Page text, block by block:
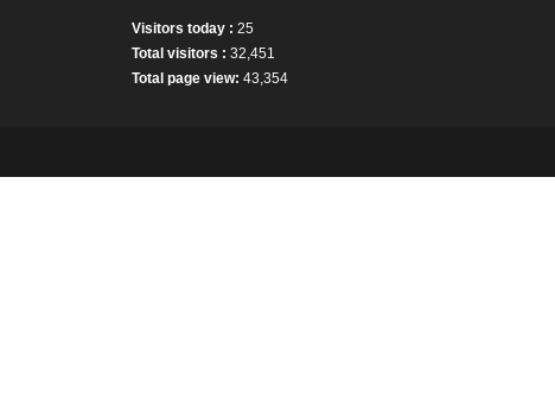
Visitors today : 25
Total visitors : 32,451
Total page view: 43,354